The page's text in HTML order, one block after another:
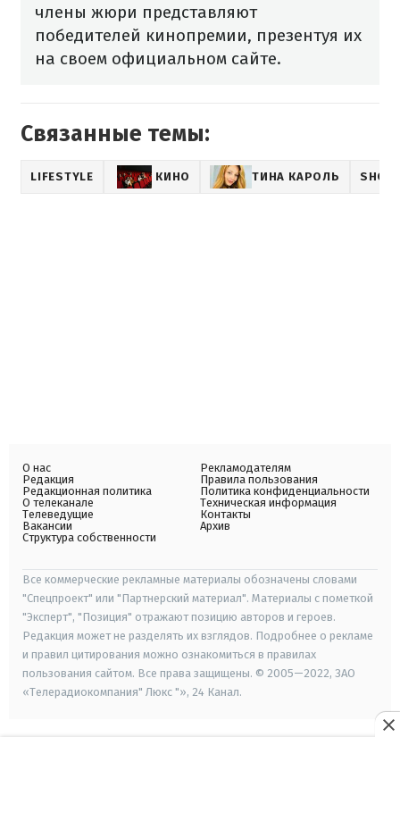
члены жюри представляют
победителей кинопремии, презентуя их
на своем официальном сайте.
Связанные темы:
LIFESTYLE КИНО ТИНА КАРОЛЬ
О нас
Редакция
Редакционная политика
О телеканале
Телеведущие
Вакансии
Структура собственности
Рекламодателям
Правила пользования
Политика конфиденциальности
Техническая информация
Контакты
Архив
Все коммерческие рекламные материалы обозначены словами
"Спецпроект" или "Партнерский материал". Материалы с пометкой
"Эксперт", "Позиция" отражают позицию авторов и героев.
Редакция может не разделять их взглядов. Подробнее о рекламе
и правил цитирования можно ознакомиться в правилах
пользования сайтом. Все права защищены. © 2005—2022, ЗАО
«Телерадиокомпания" Люкс "», 24 Канал.